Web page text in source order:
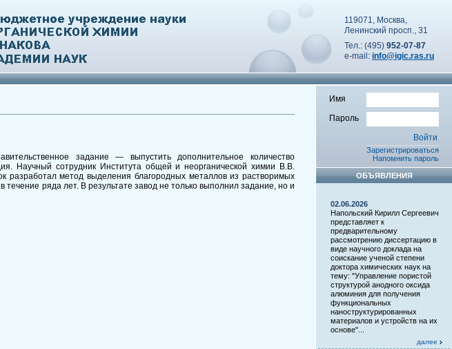
119071, Москва,
Ленинский просп., 31
Тел.: (495) 952-07-87
e-mail: info@igic.ras.ru
задание — выпустить дополнительное количество
Научный сотрудник Института общей и неорганической химии В.В.
разработал метод выделения благородных металлов из растворимых
ряда лет. В результате завод не только выполнил задание, но и
Имя
Пароль
Зарегистрироваться
Напомнить пароль
ОБЪЯВЛЕНИЯ
02.06.2026
Напольский Кирилл Сергеевич
представляет к
предварительному
рассмотрению диссертацию в
виде научного доклада на
соискание ученой степени
доктора химических наук на
тему: "Управление пористой
структурой анодного оксида
алюминия для получения
функциональных
наноструктурированных
материалов и устройств на их
основе"...
далее